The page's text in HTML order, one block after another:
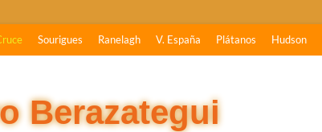
Sourigues Ranelagh V. España Plátanos Hudson
Berazategui